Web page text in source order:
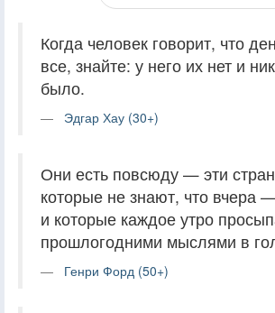
Когда человек говорит, что
все, знайте: у него их нет и
было.
Эдгар Хау (30+)
Они есть повсюду — эти
которые не знают, что вчера
и которые каждое утро
прошлогодними мыслями в
Генри Форд (50+)